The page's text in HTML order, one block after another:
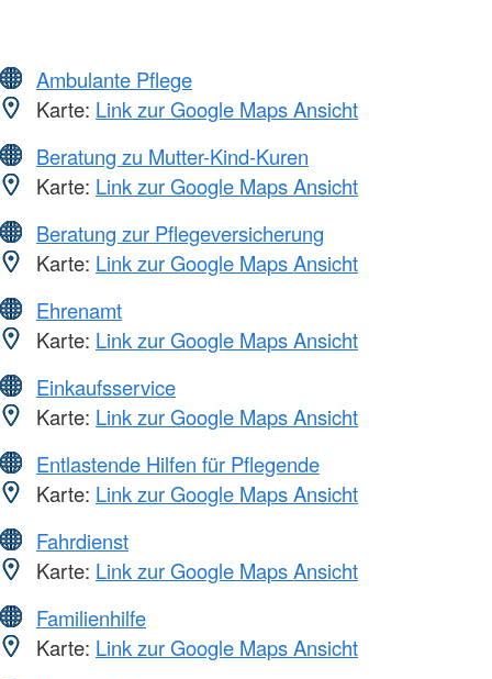
Ambulante Pflege
Karte: Link zur Google Maps Ansicht
Beratung zu Mutter-Kind-Kuren
Karte: Link zur Google Maps Ansicht
Beratung zur Pflegeversicherung
Karte: Link zur Google Maps Ansicht
Ehrenamt
Karte: Link zur Google Maps Ansicht
Einkaufsservice
Karte: Link zur Google Maps Ansicht
Entlastende Hilfen für Pflegende
Karte: Link zur Google Maps Ansicht
Fahrdienst
Karte: Link zur Google Maps Ansicht
Familienhilfe
Karte: Link zur Google Maps Ansicht